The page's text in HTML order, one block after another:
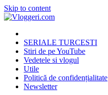
Skip to content
SERIALE TURCESTI
Stiri de pe YouTube
Vedetele si vlogul
Utile
Politică de confidențialitate
Newsletter